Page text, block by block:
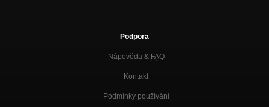
Podpora
Nápověda & FAQ
Kontakt
Podmínky používání